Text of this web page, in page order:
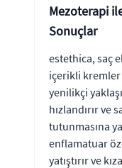
Mezoterapi
Sonuçlar
estethica, saç
içerikli
yenilikçi
hızlandırır ve
tutunmasına
enflamatuar
yatıştırır ve